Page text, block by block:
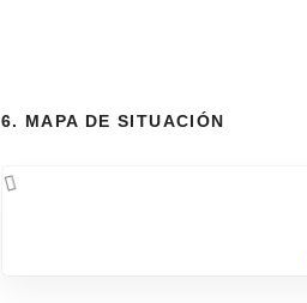
6. MAPA DE SITUACIÓN